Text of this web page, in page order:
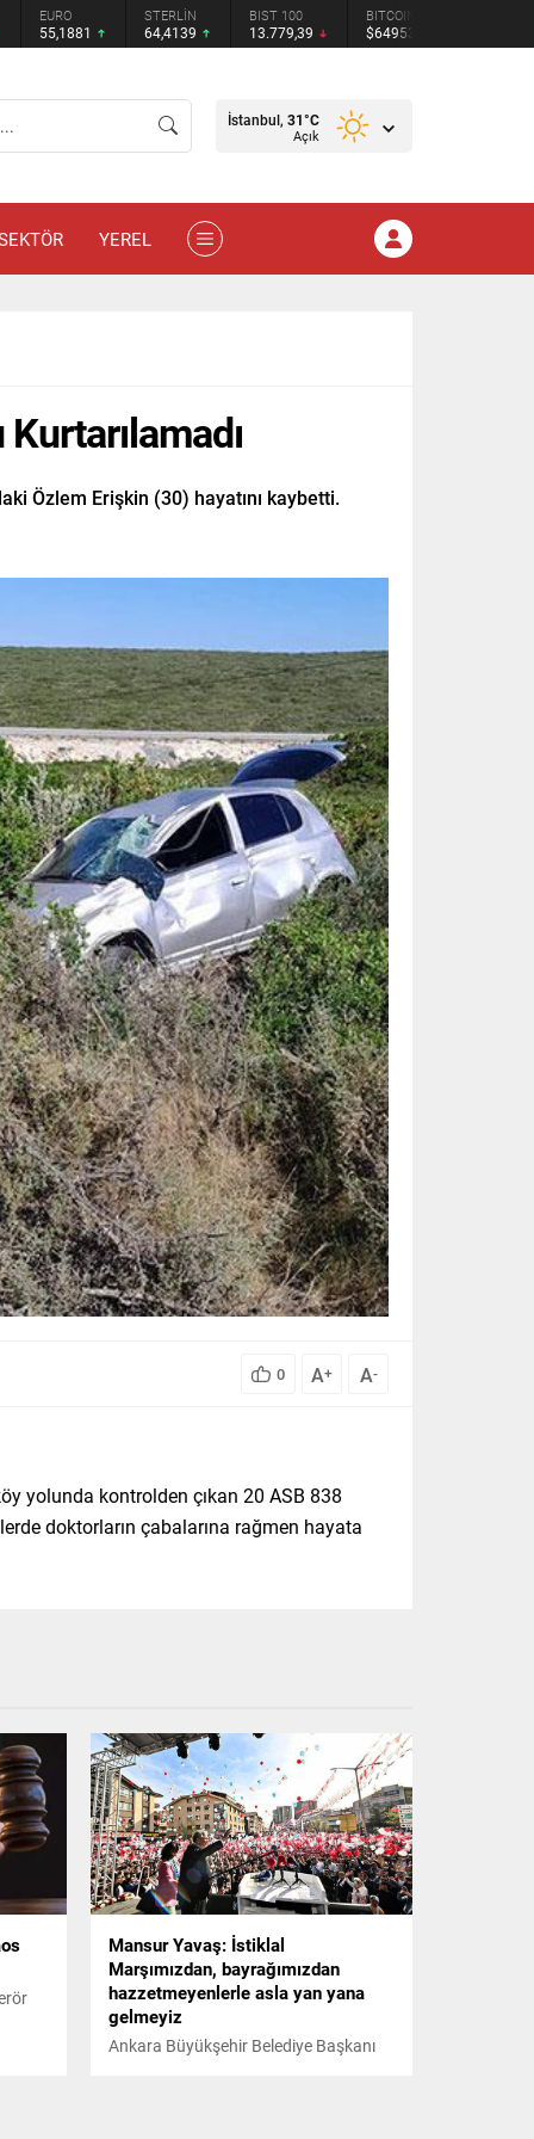
STERLİN
64,4139
BIST 100
13.779,39
BITCOIN
$64953
ETHEREUM
$1919.52
İstanbul, 31°C
Açık
YEREL
Özlem Erişkin (30) hayatını kaybetti.
0 A+ A-
yolunda kontrolden çıkan 20 ASB 838
doktorların çabalarına rağmen hayata
Mansur Yavaş: İstiklal
Marşımızdan, bayrağımızdan
hazzetmeyenlerle asla yan yana
gelmeyiz
Ankara Büyükşehir Belediye Başkanı